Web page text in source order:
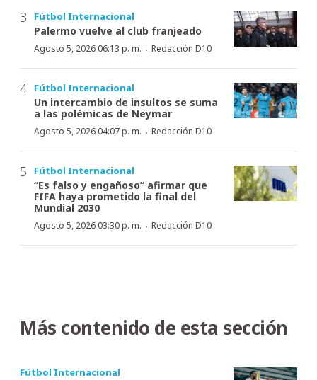
Fútbol Internacional
Palermo vuelve al club franjeado
Agosto 5, 2026 06:13 p. m. · Redacción D10
Fútbol Internacional
Un intercambio de insultos se suma
a las polémicas de Neymar
Agosto 5, 2026 04:07 p. m. · Redacción D10
Fútbol Internacional
“Es falso y engañoso” afirmar que
FIFA haya prometido la final del
Mundial 2030
Agosto 5, 2026 03:30 p. m. · Redacción D10
Más contenido de esta sección
Fútbol Internacional